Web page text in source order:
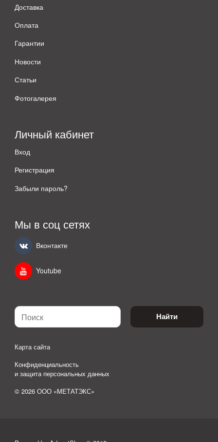
Доставка
Оплата
Гарантии
Новости
Статьи
Фотогалерея
Личный кабинет
Вход
Регистрация
Забыли пароль?
Мы в соц сетях
Вконтакте
Youtube
Найти
Карта сайта
Конфиденциальность
и защита персональных данных
© 2026 ООО «МЕТАТЭКС»